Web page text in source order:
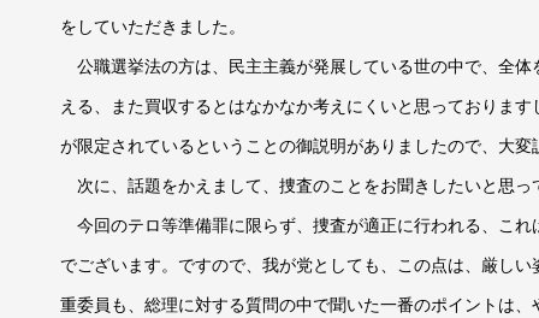
をしていただきました。
公職選挙法の方は、民主主義が発展している世の中で、全
える、また買収するとはなかなか考えにくいと思っておりま
が限定されているということの御説明がありましたので、大
次に、話題をかえまして、捜査のことをお聞きしたいと思っ
今回のテロ等準備罪に限らず、捜査が適正に行われる、こ
でございます。ですので、我が党としても、この点は、厳し
重委員も、総理に対する質問の中で聞いた一番のポイントは